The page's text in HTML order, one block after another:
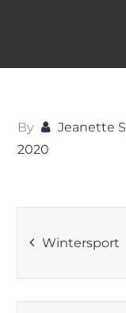
By Jeanette
2020
Wintersport